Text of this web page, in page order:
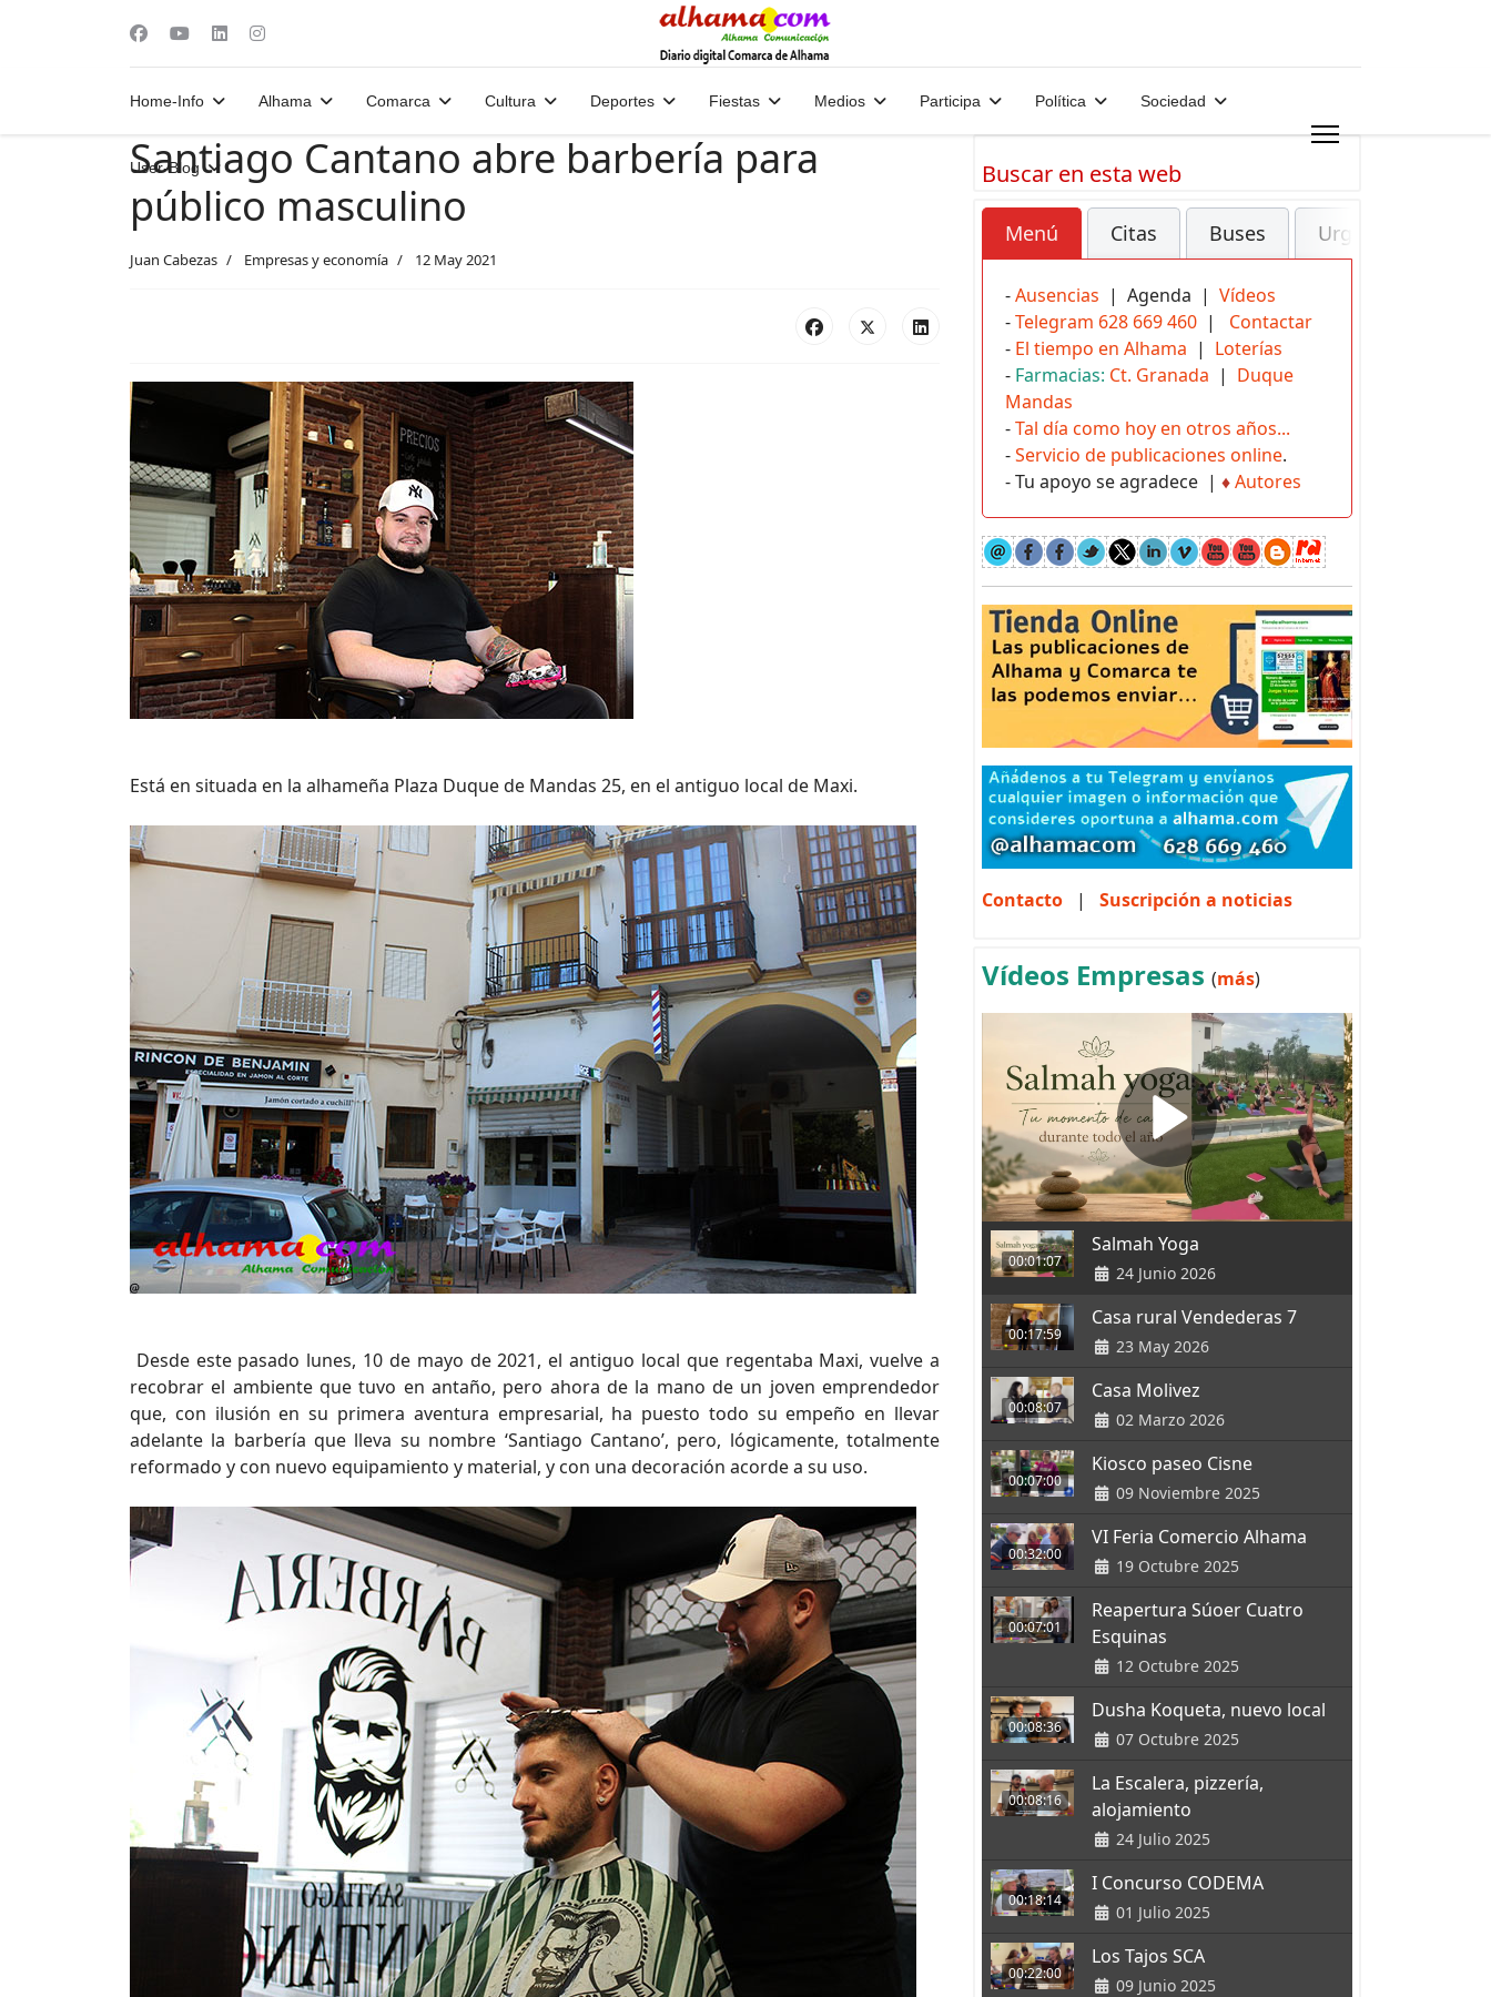
Home-Info Alhama Comarca Cultura Deportes Fiestas Medios Participa Política Sociedad
User-Blog
Santiago Cantano abre barbería para
público masculino
Juan Cabezas Empresas y economía 12 May 2021
Está en situada en la alhameña Plaza Duque de Mandas 25, en el antiguo local de Maxi.
Desde este pasado lunes, 10 de mayo de 2021, el antiguo local que regentaba Maxi, vuelve a
recobrar el ambiente que tuvo en antaño, pero ahora de la mano de un joven emprendedor
que, con ilusión en su primera aventura empresarial, ha puesto todo su empeño en llevar
adelante la barbería que lleva su nombre ‘Santiago Cantano’, pero, lógicamente, totalmente
reformado y con nuevo equipamiento y material, y con una decoración acorde a su uso.
Buscar en esta web
Menú Citas Buses Urgencias
-Ausencias | Agenda | Vídeos
-Telegram 628 669 460 | Contactar
- El tiempo en Alhama | Loterías
- Farmacias: Ct. Granada | Duque
Mandas
-Tal día como hoy en otros años...
-Servicio de publicaciones online.
- Tu apoyo se agradece | ♦Autores
Contacto | Suscripción a noticias
Vídeos Empresas (más)
00:01:07
Salmah Yoga
24 Junio 2026
00:17:59
Casa rural Vendederas 7
23 May 2026
00:08:07
Casa Molivez
02 Marzo 2026
00:07:00
Kiosco paseo Cisne
09 Noviembre 2025
00:32:00
VI Feria Comercio Alhama
19 Octubre 2025
00:07:01
Reapertura Súoer Cuatro
Esquinas
12 Octubre 2025
00:08:36
Dusha Koqueta, nuevo local
07 Octubre 2025
00:08:16
La Escalera, pizzería,
alojamiento
24 Julio 2025
00:18:14
I Concurso CODEMA
01 Julio 2025
00:22:00
Los Tajos SCA
09 Junio 2025